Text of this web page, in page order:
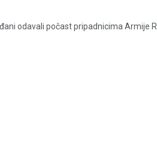
odavali počast pripadnicima Armije